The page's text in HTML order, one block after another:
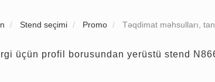
Stend seçimi Promo Təqdimat məhsulları,
üçün profil borusundan yerüstü stend